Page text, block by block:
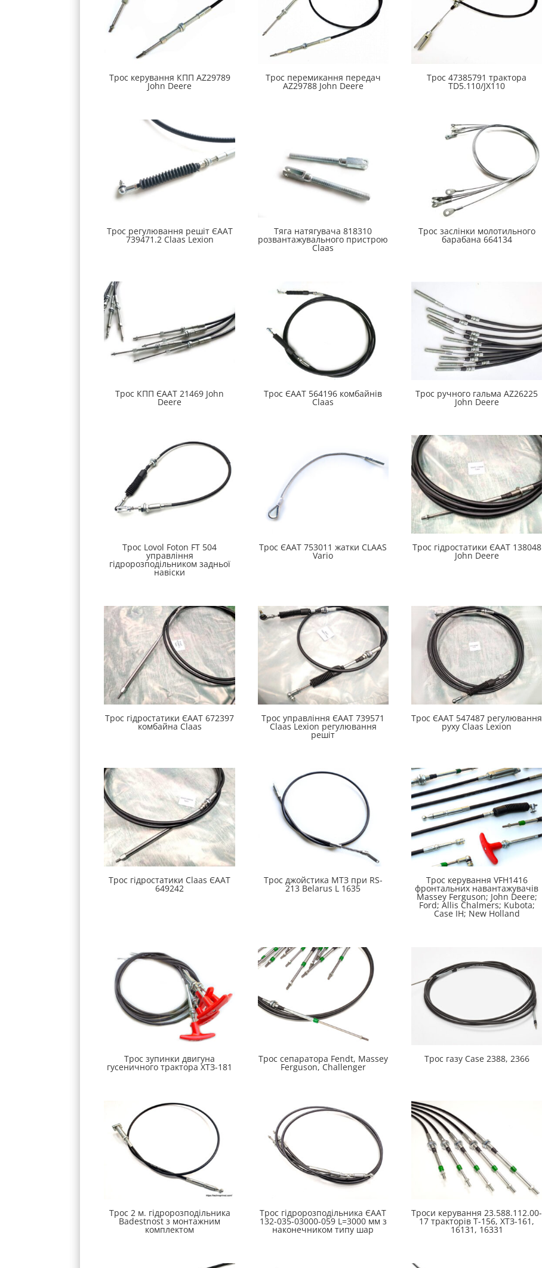
Трос керування КПП AZ29789
John Deere
Трос перемикання передач
AZ29788 John Deere
Трос 47385791 трактора
TD5.110/JX110
Трос регулювання решіт ЄААТ
739471.2 Claas Lexion
Тяга натягувача 818310
розвантажувального пристрою
Claas
Трос заслінки молотильного
барабана 664134
Трос КПП ЄААТ 21469 John
Deere
Трос ЄААТ 564196 комбайнів
Claas
Трос ручного гальма AZ26225
John Deere
Трос Lovol Foton FT 504
управління
гідророзподільником задньої
навіски
Трос ЄААТ 753011 жатки СLAAS
Vario
Трос гідростатики ЄААТ 138048
John Deere
Трос гідростатики ЄААТ 672397
комбайна Claas
Трос управління ЄААТ 739571
Claas Lexion регулювання
решіт
Трос ЄААТ 547487 регулювання
руху Claas Lexion
Трос гідростатики Claas ЄААТ
649242
Трос джойстика МТЗ при RS-
213 Belarus L 1635
Трос керування VFH1416
фронтальних навантажувачів
Massey Ferguson; John Deere;
Ford; Allis Chalmers; Kubota;
Case IH; New Holland
Трос зупинки двигуна
гусеничного трактора ХТЗ-181
Трос сепаратора Fendt, Massey
Ferguson, Challenger
Трос газу Case 2388, 2366
Трос 2 м. гідророзподільника
Badestnost з монтажним
комплектом
Трос гідророзподільника ЄААТ
132-035-03000-059 L=3000 мм з
наконечником типу шар
Троси керування 23.588.112.00-
17 тракторів Т-156, ХТЗ-161,
16131, 16331